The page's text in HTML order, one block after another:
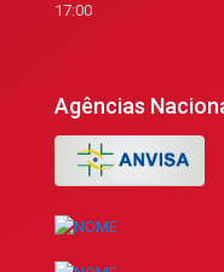
17:00
Agências